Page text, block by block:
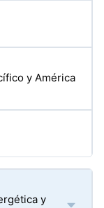
y América
y